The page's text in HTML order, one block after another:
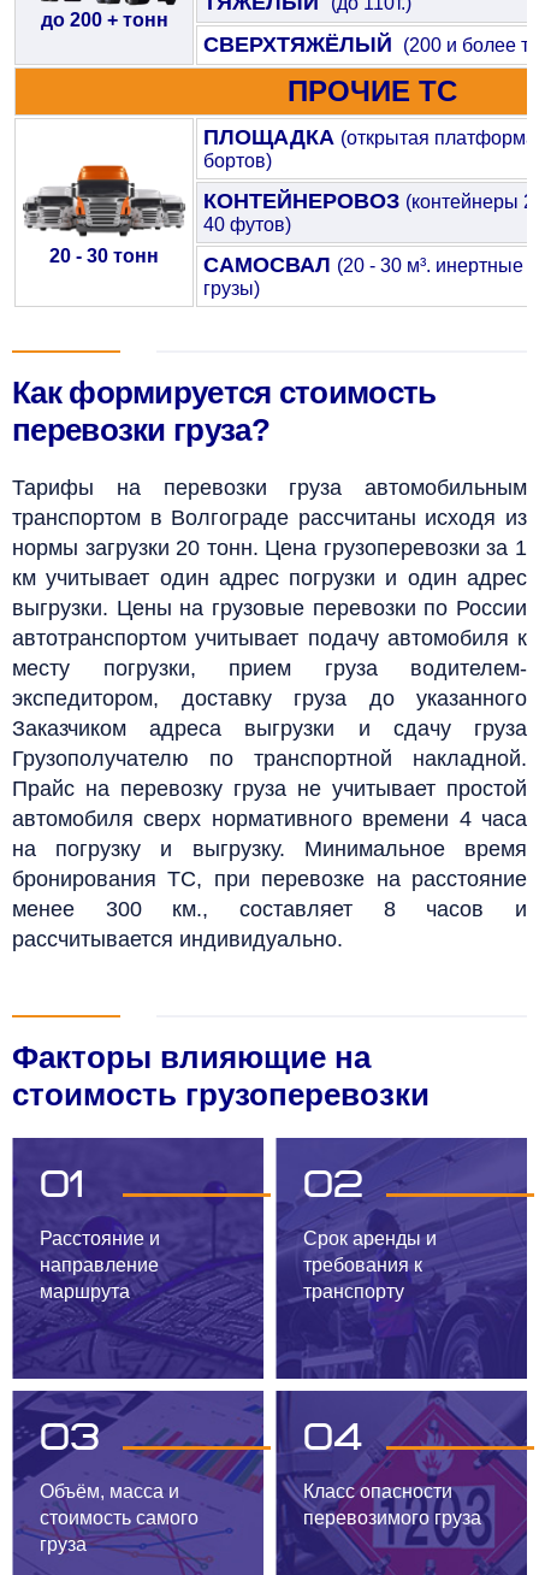
до 200 + тонн
СВЕРХТЯЖЁЛЫЙ (200 и более т.)
ПРОЧИЕ ТС
20 - 30 тонн
ПЛОЩАДКА (открытая платформа
бортов)
КОНТЕЙНЕРОВОЗ (контейнеры
40 футов)
САМОСВАЛ (20 - 30 м³. инертные
грузы)
Как формируется стоимость
перевозки груза?
Тарифы на перевозки груза автомобильным
транспортом в Волгограде рассчитаны исходя из
нормы загрузки 20 тонн. Цена грузоперевозки за 1
км учитывает один адрес погрузки и один адрес
выгрузки. Цены на грузовые перевозки по России
автотранспортом учитывает подачу автомобиля к
месту погрузки, прием груза водителем-
экспедитором, доставку груза до указанного
Заказчиком адреса выгрузки и сдачу груза
Грузополучателю по транспортной накладной.
Прайс на перевозку груза не учитывает простой
автомобиля сверх нормативного времени 4 часа
на погрузку и выгрузку. Минимальное время
бронирования ТС, при перевозке на расстояние
менее 300 км., составляет 8 часов и
рассчитывается индивидуально.
Факторы влияющие на
стоимость грузоперевозки
01
Расстояние и
направление
маршрута
02
Срок аренды и
требования к
транспорту
03
Объём, масса и
стоимость самого
груза
04
Класс опасности
перевозимого груза